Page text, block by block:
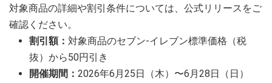
対象商品の詳細や割引条件については、公式リリースをご
確認ください。
割引額： 対象商品のセブン-イレブン標準価格（税
抜）から50円引き
開催期間： 2026年6月25日（木）〜6月28日（日）